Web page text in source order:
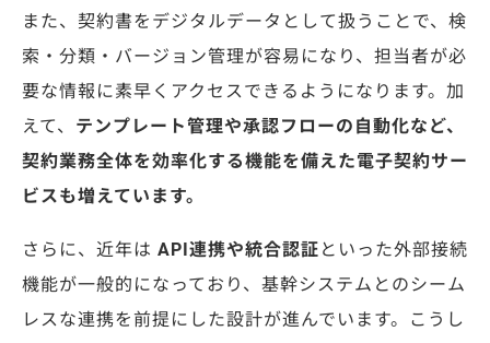
また、契約書をデジタルデータとして扱うことで、検
索・分類・バージョン管理が容易になり、担当者が必
要な情報に素早くアクセスできるようになります。加
えて、 テンプレート管理や承認フローの自動化など、
契約業務全体を効率化する機能を備えた電子契約サー
ビスも増えています。
さらに、近年は API連携や統合認証 といった外部接続
機能が一般的になっており、基幹システムとのシーム
レスな連携を前提にした設計が進んでいます。こうし